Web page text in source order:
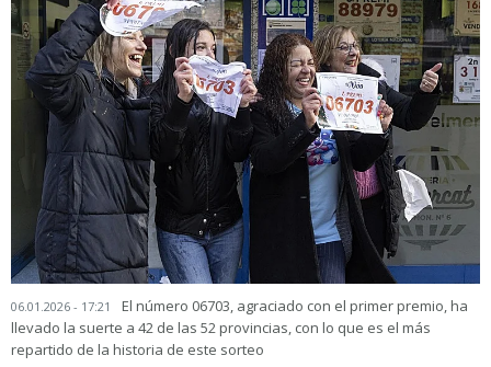
06.01.2026 - 17:21
El número 06703, agraciado con el primer premio, ha
llevado la suerte a 42 de las 52 provincias, con lo que es el más
repartido de la historia de este sorteo